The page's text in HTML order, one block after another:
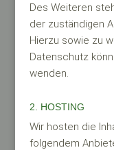
Des Weiteren
der zuständigen
Hierzu sowie zu
Datenschutz
wenden.
2. HOSTING
Wir hosten die
folgendem